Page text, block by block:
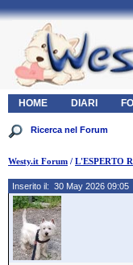
HOME DIARI
Westy.it Forum / L'ESPERTO
Inserito il: 30 May 2026 09:05